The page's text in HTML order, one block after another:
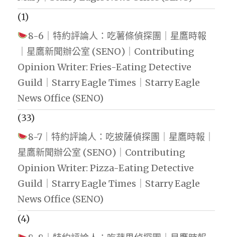
(1)
8-6｜特約評論人：吃薯條偵探團｜星鷹時報
｜星鷹新聞辦公室 (SENO)｜Contributing
Opinion Writer: Fries-Eating Detective
Guild｜Starry Eagle Times｜Starry Eagle
News Office (SENO)
(33)
8-7｜特約評論人：吃披薩偵探團｜星鷹時報｜
星鷹新聞辦公室 (SENO)｜Contributing
Opinion Writer: Pizza-Eating Detective
Guild｜Starry Eagle Times｜Starry Eagle
News Office (SENO)
(4)